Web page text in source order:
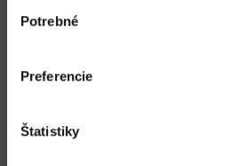
súhlasu
Potrebné
Preferencie
Štatistiky